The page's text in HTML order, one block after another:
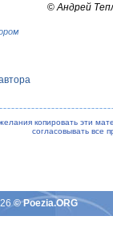
©Андрей
копировать эти
согласовывать все
© Poezia.ORG